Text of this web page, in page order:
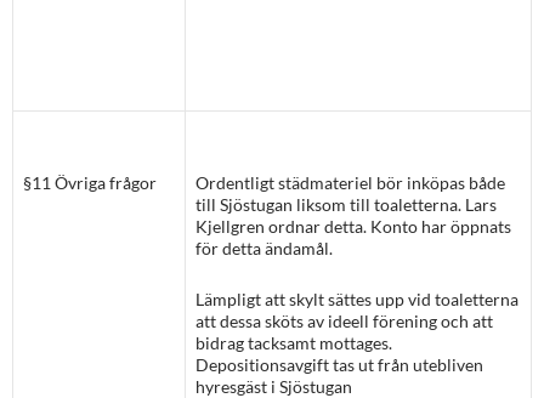
§11 Övriga frågor
Ordentligt städmateriel bör inköpas både
till Sjöstugan liksom till toaletterna. Lars
Kjellgren ordnar detta. Konto har öppnats
för detta ändamål.
Lämpligt att skylt sättes upp vid toaletterna
att dessa sköts av ideell förening och att
bidrag tacksamt mottages.
Depositionsavgift tas ut från utebliven
hyresgäst i Sjöstugan